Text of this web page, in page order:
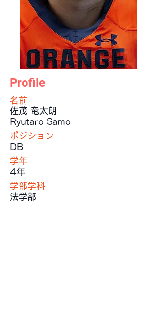
Profile
​名前
佐茂 竜太朗
Ryutaro Samo
ポジション
DB
学年
4年
学部学科
法学部